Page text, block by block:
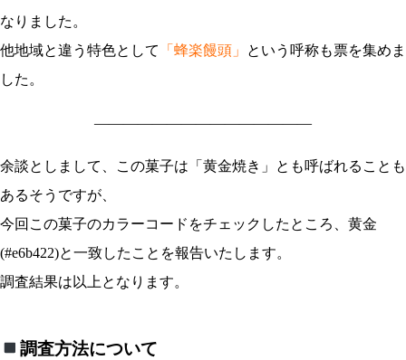
なりました。
他地域と違う特色として
「蜂楽饅頭」
という呼称も票を集めま
した。
———————————————
余談としまして、この菓子は 「黄金焼き」
とも呼ばれることも
あるそうですが、
今回この菓子のカラーコードをチェックしたところ、黄金
(#e6b422)と一致したことを報告いたします。
調査結果は以上となります。
調査方法について